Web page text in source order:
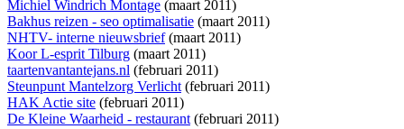
Michiel Windrich Montage (maart 2011)
Bakhus reizen - seo optimalisatie (maart 2011)
NHTV- interne nieuwsbrief(maart 2011)
Koor L-esprit Tilburg (maart 2011)
taartenvantantejans.nl (februari 2011)
Steunpunt Mantelzorg Verlicht (februari 2011)
HAK Actie site (februari 2011)
De Kleine Waarheid - restaurant (februari 2011)